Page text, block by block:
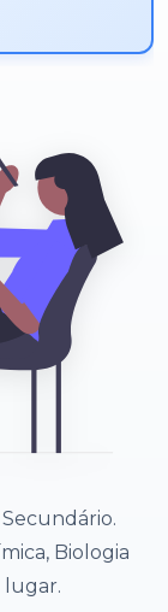
Biologia
lugar.